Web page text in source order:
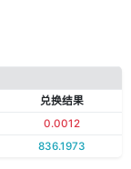
兑换结果
0.0012
836.1973